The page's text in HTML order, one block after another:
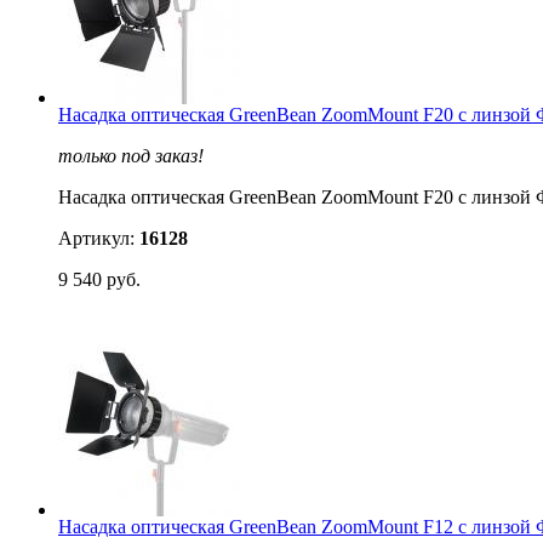
Насадка оптическая GreenBean ZoomMount F20 с линзой
только под заказ!
Насадка оптическая GreenBean ZoomMount F20 с линзой
Артикул: 16128
9 540 руб.
Насадка оптическая GreenBean ZoomMount F12 с линзой